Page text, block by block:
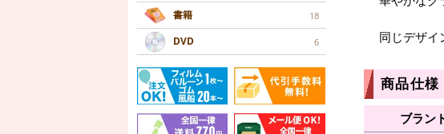
書籍 18
DVD 6 同じデザイ
商品仕様
ブラン